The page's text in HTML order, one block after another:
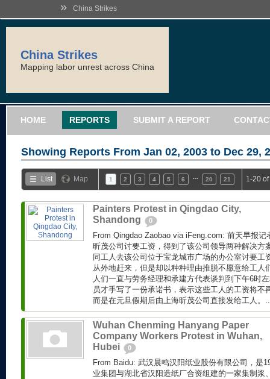
» China Strikes
China Strikes
Mapping labor unrest across China
HOME REPORTS SUBMIT A REPORT
Showing Reports From Jan 02, 2003 to Dec 29,
List Map 1 2 3 4 5 6 20 21 1-20
Painters Protest in Qingdao City,
Shandong
0
From Qingdao Zaobao via iFeng.com: 前天早报
昕茂公司讨要工资，得到了该公司领导两种解决方
同工人去该公司位于宝龙城市广场的办公室讨要工
从外地赶来，但是却以种种理由推脱不愿意给工人
人们一直与劳务经理和承建方代表谈判到下午6时
员才手写了一份承诺书，表示这些工人的工资将不
而是在元旦假期后由上海昕茂公司直接发给工人。
Wuhan Chenming Hanyang Paper
Company Workers Protest in Wuhan,
Hubei
0
From Baidu: 武汉晨鸣汉阳纸业股份有限公司，是
业集团与湖北省汉阳造纸厂合资组建的一家集制浆